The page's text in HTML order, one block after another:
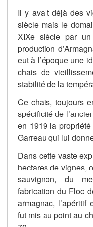
Il y avait déjà des
siècle mais le
XIXe siècle par
production
eut à l’époque une
chais de
stabilité de la
Ce chais, toujours
spécificité de
en 1919 la
Garreau qui lui
Dans cette vaste
hectares de vignes,
sauvignon, du
fabrication du Floc
armagnac, l’apéritif
fut mis au point au